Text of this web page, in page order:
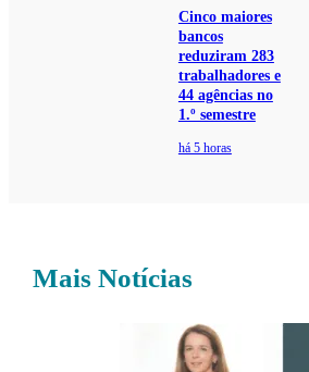
Cinco maiores
bancos
reduziram 283
trabalhadores e
44 agências no
1.º semestre
há 5 horas
Mais Notícias